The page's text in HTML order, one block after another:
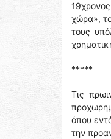
χώρα»,
τους
*****
Τις
όπου
την